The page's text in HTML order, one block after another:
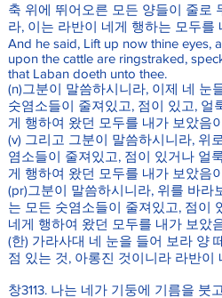
축 위에 뛰어오른 모든 양들이 줄로
라, 이는 라반이 네게 행하는 모두를
And he said, Lift up now thine eyes,
upon the cattle are ringstraked,
that Laban doeth unto thee.
(n)그분이 말씀하시니라, 이제 네 눈
숫염소들이 줄져있고, 점이 있고,
게 행하여 왔던 모두를 내가 보았음
(v) 그리고 그분이 말씀하시니라, 위
염소들이 줄져있고, 점이 있거나 얼
게 행하여 왔던 모두를 내가 보았음
(pr)그분이 말씀하시니라, 위를 바라
는 모든 숫염소들이 줄져있고, 점이
네게 행하여 왔던 모두를 내가 보았
(한) 가라사대 네 눈을 들어 보라 양
점 있는 것, 아롱진 것이니라 라반
창3113. 나는 네가 기둥에 기름을